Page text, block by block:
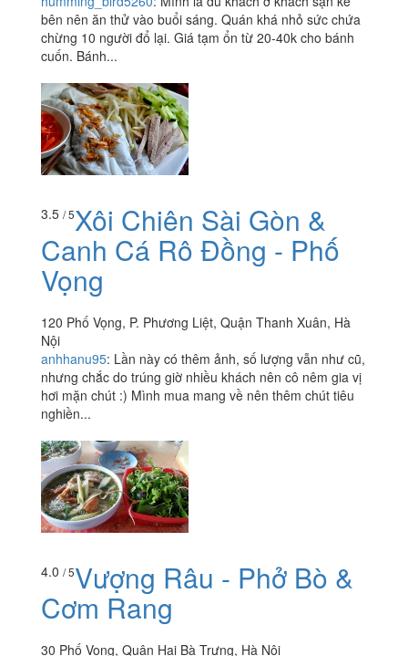
bên nên ăn thử vào buổi sáng. Quán khá nhỏ sức chứa
chừng 10 người đổ lại. Giá tạm ổn từ 20-40k cho bánh
cuốn. Bánh...
3.5 / 5Xôi Chiên Sài Gòn &
Canh Cá Rô Đồng - Phố
Vọng
120 Phố Vọng, P. Phương Liệt, Quận Thanh Xuân, Hà
Nội
anhhanu95: Lần này có thêm ảnh, số lượng vẫn như cũ,
nhưng chắc do trúng giờ nhiều khách nên cô nêm gia vị
hơi mặn chút :) Mình mua mang về nên thêm chút tiêu
nghiền...
4.0 / 5Vượng Râu - Phở Bò &
Cơm Rang
30 Phố Vọng, Quận Hai Bà Trưng, Hà Nội